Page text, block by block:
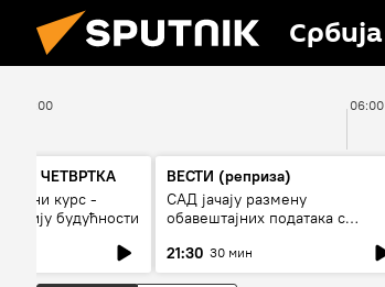
Србија
05:00 06:00
ДО ЧЕТВРТКА
војни курс -
будућности
ВЕСТИ (реприза)
САД јачају размену
обавештајних података с
21:30 30 мин